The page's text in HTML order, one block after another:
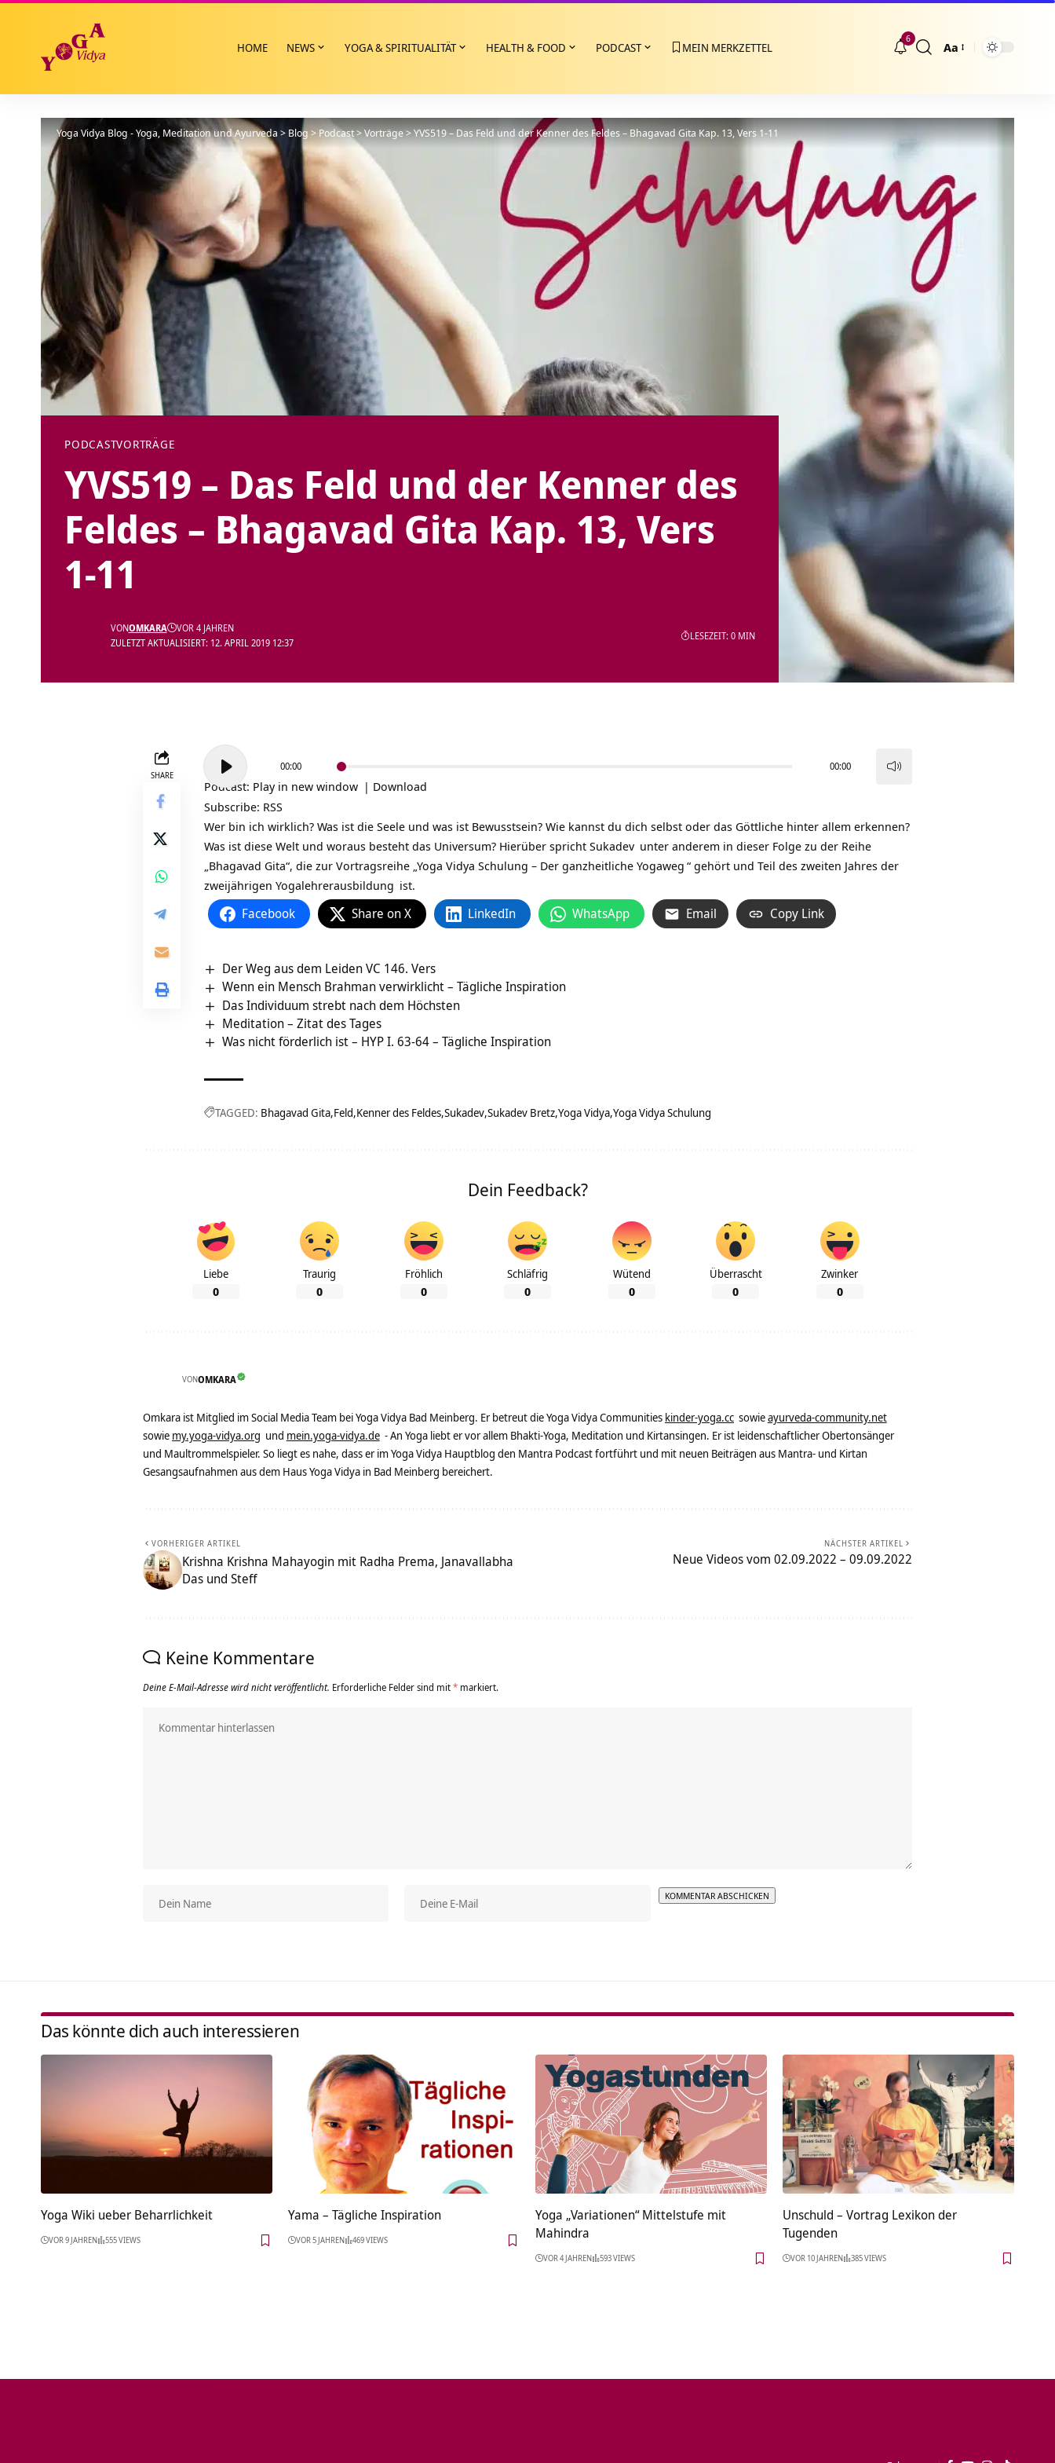
HOME NEWS YOGA & SPIRITUALITÄT HEALTH & FOOD PODCAST MEIN MERKZETTEL
6
Größenänderung
Aa
Yoga Vidya Blog - Yoga, Meditation und Ayurveda > Blog>Podcast>Vorträge>YVS519 – Das Feld und der Kenner des Feldes – Bhagavad Gita Kap. 13, Vers 1-11
PODCASTVORTRÄGE
YVS519 – Das Feld und der Kenner des
Feldes – Bhagavad Gita Kap. 13, Vers
1-11
ZULETZT AKTUALISIERT: 12. APRIL 2019 12:37
VONOMKARA VOR 4 JAHREN
LESEZEIT: 0 MIN
SHARE
Audio-
Player
00:00 00:00
Podcast: Play in new window | Download
Subscribe: RSS
Wer bin ich wirklich? Was ist die Seele und was ist Bewusstsein? Wie kannst du dich selbst oder das Göttliche hinter allem erkennen?
Was ist diese Welt und woraus besteht das Universum? Hierüber spricht Sukadev unter anderem in dieser Folge zu der Reihe
„Bhagavad Gita“, die zur Vortragsreihe „Yoga Vidya Schulung – Der ganzheitliche Yogaweg “ gehört und Teil des zweiten Jahres der
zweijährigen Yogalehrerausbildung ist.
Facebook Share on X LinkedIn WhatsApp Email Copy Link
Der Weg aus dem Leiden VC 146. Vers
Wenn ein Mensch Brahman verwirklicht – Tägliche Inspiration
Das Individuum strebt nach dem Höchsten
Meditation – Zitat des Tages
Was nicht förderlich ist – HYP I. 63-64 – Tägliche Inspiration
TAGGED: Bhagavad Gita Feld Kenner des Feldes Sukadev Sukadev Bretz Yoga Vidya Yoga Vidya Schulung
Dein Feedback?
Liebe
0
Traurig
0
Fröhlich
0
Schläfrig
0
Wütend
0
Überrascht
0
Zwinker
0
VONOMKARA
Omkara ist Mitglied im Social Media Team bei Yoga Vidya Bad Meinberg. Er betreut die Yoga Vidya Communities kinder-yoga.cc sowieayurveda-community.net
sowie my.yoga-vidya.org und mein.yoga-vidya.de - An Yoga liebt er vor allem Bhakti-Yoga, Meditation und Kirtansingen. Er ist leidenschaftlicher Obertonsänger
und Maultrommelspieler. So liegt es nahe, dass er im Yoga Vidya Hauptblog den Mantra Podcast fortführt und mit neuen Beiträgen aus Mantra- und Kirtan
Gesangsaufnahmen aus dem Haus Yoga Vidya in Bad Meinberg bereichert.
VORHERIGER ARTIKEL
Krishna Krishna Mahayogin mit Radha Prema, Janavallabha
Das und Steff
NÄCHSTER ARTIKEL
Neue Videos vom 02.09.2022 – 09.09.2022
Keine Kommentare
Deine E-Mail-Adresse wird nicht veröffentlicht. Erforderliche Felder sind mit* markiert.
Das könnte dich auch interessieren
Yoga Wiki ueber Beharrlichkeit
VOR 9 JAHREN 555 VIEWS
Yama – Tägliche Inspiration
VOR 5 JAHREN 469 VIEWS
Yoga „Variationen“ Mittelstufe mit
Mahindra
VOR 4 JAHREN 593 VIEWS
Unschuld – Vortrag Lexikon der
Tugenden
VOR 10 JAHREN 385 VIEWS